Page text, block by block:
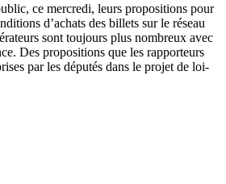
ce mercredi, leurs propositions pour
d’achats des billets sur le réseau
sont toujours plus nombreux avec
Des propositions que les rapporteurs
par les députés dans le projet de loi-